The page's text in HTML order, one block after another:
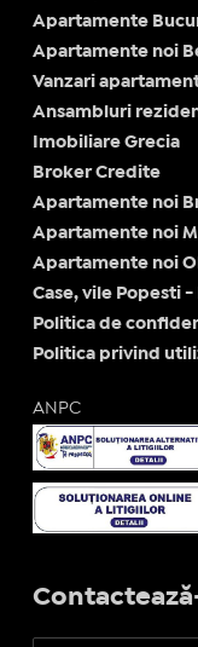
Apartamente
Apartamente noi
Vanzari
Ansambluri
Imobiliare Grecia
Broker Credite
Apartamente noi
Apartamente noi
Apartamente noi
Case, vile Popesti
Politica de
Politica privind
ANPC